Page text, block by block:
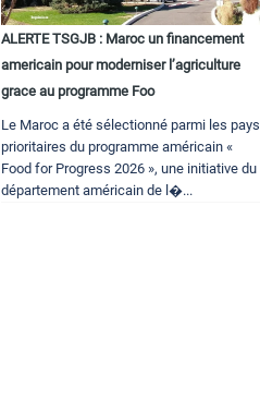
ALERTE TSGJB : Maroc un financement
americain pour moderniser l’agriculture
grace au programme Foo
Le Maroc a été sélectionné parmi les pays
prioritaires du programme américain «
Food for Progress 2026 », une initiative du
département américain de l�...